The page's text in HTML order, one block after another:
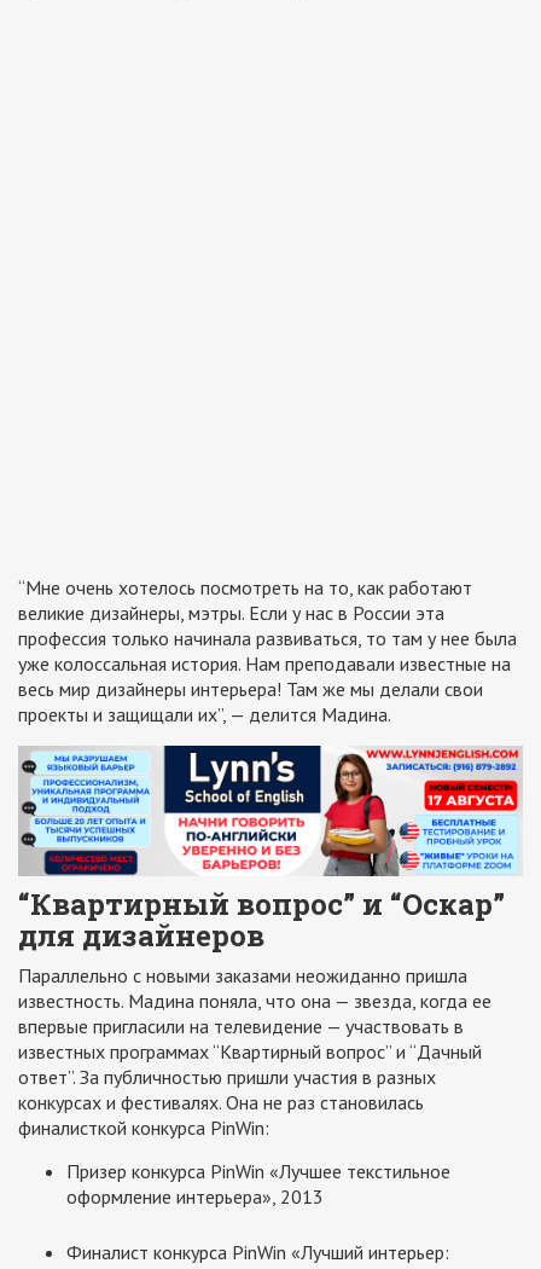
“Мне очень хотелось посмотреть на то, как работают
великие дизайнеры, мэтры. Если у нас в России эта
профессия только начинала развиваться, то там у нее была
уже колоссальная история. Нам преподавали известные на
весь мир дизайнеры интерьера! Там же мы делали свои
проекты и защищали их”, — делится Мадина.
“Квартирный вопрос” и “Оскар”
для дизайнеров
Параллельно с новыми заказами неожиданно пришла
известность. Мадина поняла, что она — звезда, когда ее
впервые пригласили на телевидение — участвовать в
известных программах “Квартирный вопрос” и “Дачный
ответ”. За публичностью пришли участия в разных
конкурсах и фестивалях. Она не раз становилась
финалисткой конкурса PinWin:
Призер конкурса PinWin «Лучшее текстильное
оформление интерьера», 2013
Финалист конкурса PinWin «Лучший интерьер: